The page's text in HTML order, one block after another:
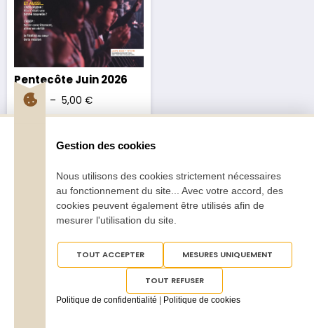
Pentecôte Juin 2026
2,70€ – 5,00 €
Tous droits réservésPentecôte 2025
Gestion des cookies
Nous utilisons des cookies strictement nécessaires
au fonctionnement du site... Avec votre accord, des
cookies peuvent également être utilisés afin de
mesurer l'utilisation du site.
TOUT ACCEPTER MESURES UNIQUEMENT
TOUT REFUSER
Politique de confidentialité Politique de cookies